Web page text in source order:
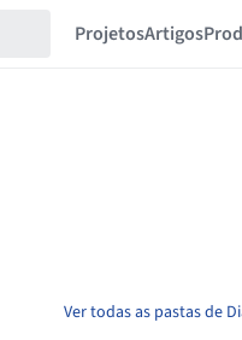
ProjetosArtigos
Ver todas as pastas de